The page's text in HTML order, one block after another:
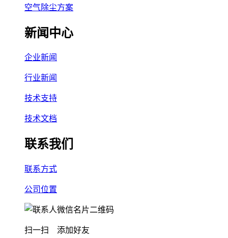
空气除尘方案
新闻中心
企业新闻
行业新闻
技术支持
技术文档
联系我们
联系方式
公司位置
扫一扫 添加好友